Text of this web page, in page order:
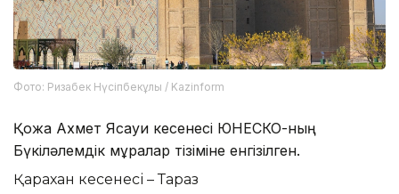
Фото: Ризабек Нүсіпбекұлы / Kazinform
Қожа Ахмет Ясауи кесенесі ЮНЕСКО-ның
Бүкіләлемдік мұралар тізіміне енгізілген.
Қарахан кесенесі – Тараз